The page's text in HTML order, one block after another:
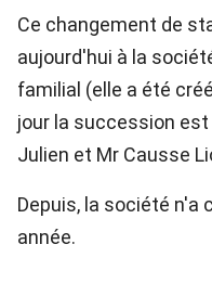
Ce changement de
aujourd'hui à la
familial (elle a été
jour la succession
Julien et Mr Causse
Depuis, la société n'a
année.